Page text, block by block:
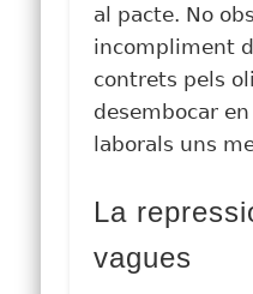
al pacte. No
incompliment
contrets pels
desembocar
laborals uns
La
vagues